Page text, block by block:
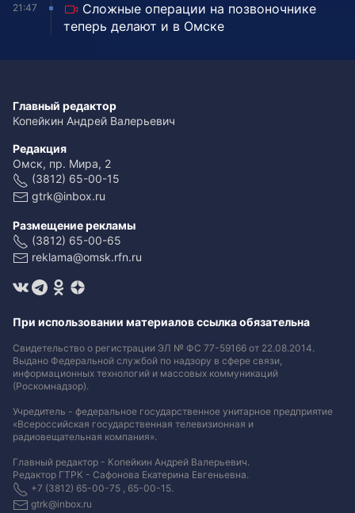
21:47
Сложные операции на позвоночнике
теперь делают и в Омске
Главный редактор
Копейкин Андрей Валерьевич
Редакция
Омск, пр. Мира, 2
(3812) 65-00-15
gtrk@inbox.ru
Размещение рекламы
(3812) 65-00-65
reklama@omsk.rfn.ru
При использовании материалов ссылка обязательна
Свидетельство о регистрации ЭЛ № ФС 77-59166 от 22.08.2014.
Выдано Федеральной службой по надзору в сфере связи,
информационных технологий и массовых коммуникаций
(Роскомнадзор).
Учредитель - федеральное государственное унитарное предприятие
«Всероссийская государственная телевизионная и
радиовещательная компания».
Главный редактор - Копейкин Андрей Валерьевич.
Редактор ГТРК - Сафонова Екатерина Евгеньевна.
+7 (3812) 65-00-75 , 65-00-15.
gtrk@inbox.ru